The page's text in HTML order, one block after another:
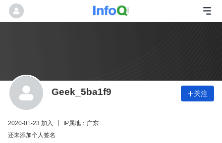
Geek_5ba1f9 关注
2020-01-23 加入
IP属地：广东
还未添加个人签名